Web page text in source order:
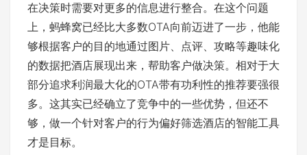
在决策时需要对更多的信息进行整合。在这个问题
上，蚂蜂窝已经比大多数OTA向前迈进了一步，他能
够根据客户的目的地通过图片、点评、攻略等趣味化
的数据把酒店展现出来，帮助客户做决策。相对于大
部分追求利润最大化的OTA带有功利性的推荐要强很
多。这其实已经确立了竞争中的一些优势，但还不
够，做一个针对客户的行为偏好筛选酒店的智能工具
才是目标。